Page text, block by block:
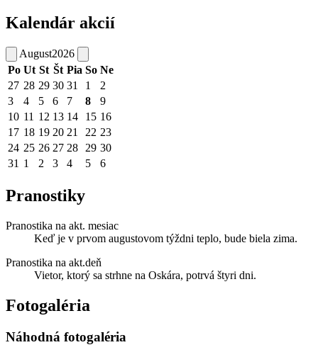
Kalendár akcií
August2026
Po Ut St Št Pia So Ne
27 28 29 30 31 1
2
3
4 5 6 7 8
9
10 11 12 13 14 15 16
17 18 19 20 21 22 23
24 25 26 27 28 29 30
31 1 2 3 4 5 6
Pranostiky
Pranostika na akt. mesiac
Keď je v prvom augustovom týždni teplo, bude biela zima.
Pranostika na akt.deň
Vietor, ktorý sa strhne na Oskára, potrvá štyri dni.
Fotogaléria
Náhodná fotogaléria